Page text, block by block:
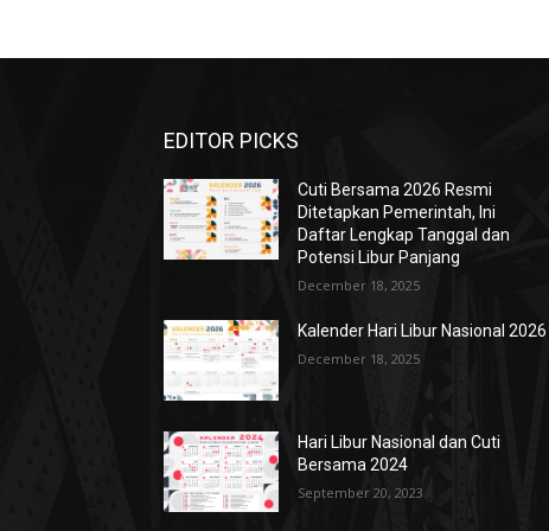
EDITOR PICKS
Cuti Bersama 2026 Resmi
Ditetapkan Pemerintah, Ini
Daftar Lengkap Tanggal dan
Potensi Libur Panjang
December 18, 2025
Kalender Hari Libur Nasional 2026
December 18, 2025
Hari Libur Nasional dan Cuti
Bersama 2024
September 20, 2023